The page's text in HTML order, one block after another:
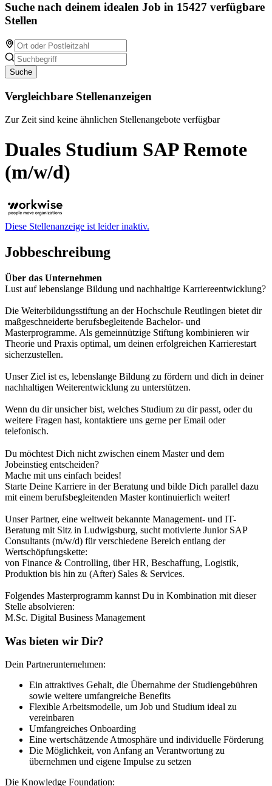
Suche nach deinem idealen Job in 15427 verfügbare
Stellen
Suche
Vergleichbare Stellenanzeigen
Zur Zeit sind keine ähnlichen Stellenangebote verfügbar
Duales Studium SAP Remote
(m/w/d)
Diese Stellenanzeige ist leider inaktiv.
Jobbeschreibung
Über das Unternehmen
Lust auf lebenslange Bildung und nachhaltige Karriereentwicklung?
Die Weiterbildungsstiftung an der Hochschule Reutlingen bietet dir
maßgeschneiderte berufsbegleitende Bachelor- und
Masterprogramme. Als gemeinnützige Stiftung kombinieren wir
Theorie und Praxis optimal, um deinen erfolgreichen Karrierestart
sicherzustellen.
Unser Ziel ist es, lebenslange Bildung zu fördern und dich in deiner
nachhaltigen Weiterentwicklung zu unterstützen.
Wenn du dir unsicher bist, welches Studium zu dir passt, oder du
weitere Fragen hast, kontaktiere uns gerne per Email oder
telefonisch.
Du möchtest Dich nicht zwischen einem Master und dem
Jobeinstieg entscheiden?
Mache mit uns einfach beides!
Starte Deine Karriere in der Beratung und bilde Dich parallel dazu
mit einem berufsbegleitenden Master kontinuierlich weiter!
Unser Partner, eine weltweit bekannte Management- und IT-
Beratung mit Sitz in Ludwigsburg, sucht motivierte Junior SAP
Consultants (m/w/d) für verschiedene Bereich entlang der
Wertschöpfungskette:
von Finance & Controlling, über HR, Beschaffung, Logistik,
Produktion bis hin zu (After) Sales & Services.
Folgendes Masterprogramm kannst Du in Kombination mit dieser
Stelle absolvieren:
M.Sc. Digital Business Management
Was bieten wir Dir?
Dein Partnerunternehmen:
Ein attraktives Gehalt, die Übernahme der Studiengebühren
sowie weitere umfangreiche Benefits
Flexible Arbeitsmodelle, um Job und Studium ideal zu
vereinbaren
Umfangreiches Onboarding
Eine wertschätzende Atmosphäre und individuelle Förderung
Die Möglichkeit, von Anfang an Verantwortung zu
übernehmen und eigene Impulse zu setzen
Die Knowledge Foundation: